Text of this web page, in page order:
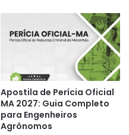
Apostila de Perícia Oficial
MA 2027: Guia Completo
para Engenheiros
Agrônomos